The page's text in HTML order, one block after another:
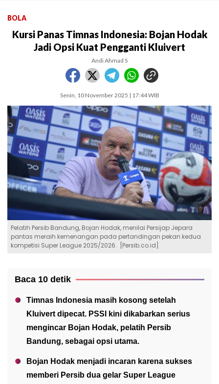
BOLA
Kursi Panas Timnas Indonesia: Bojan Hodak
Jadi Opsi Kuat Pengganti Kluivert
Andi Ahmad S
Senin, 10 November 2025 | 17:44 WIB
Pelatih Persib Bandung, Bojan Hodak, menilai Persijap Jepara
pantas meraih kemenangan pada pertandingan pekan kedua
kompetisi Super League 2025/2026. [Persib.co.id]
Baca 10 detik
Timnas Indonesia masih kosong setelah
Kluivert dipecat. PSSI kini dikabarkan serius
mengincar Bojan Hodak, pelatih Persib
Bandung, sebagai opsi utama.
Bojan Hodak menjadi incaran karena sukses
memberi Persib dua gelar Super League